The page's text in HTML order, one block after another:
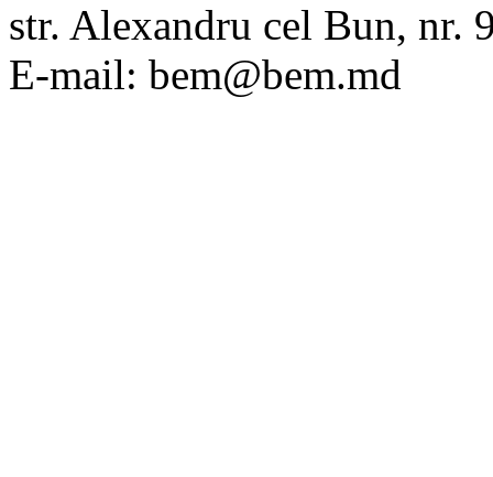
str. Alexandru cel Bun, nr.
E-mail: bem@bem.md